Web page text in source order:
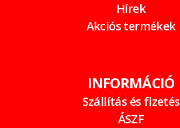
Hírek
Akciós termékek
INFORMÁCIÓ
Szállítás és fizetés
ÁSZF